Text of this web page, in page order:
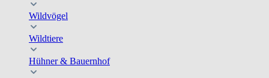
Wildvögel
Wildtiere
Hühner & Bauernhof